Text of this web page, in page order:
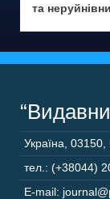
та
Україна 03150
тел.: (+38044)
E-mail: